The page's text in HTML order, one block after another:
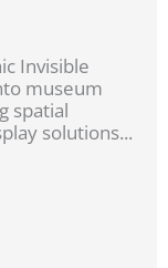
Invisible
museum
spatial
solutions...